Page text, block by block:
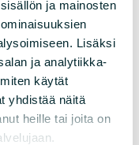
ja mainosten
Lisäksi
ja analytiikka-
käytät
yhdistää näitä
heille tai joita on